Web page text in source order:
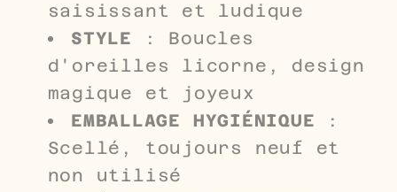
saisissant et ludique
STYLE : Boucles
d'oreilles licorne, design
magique et joyeux
EMBALLAGE HYGIÉNIQUE :
Scellé, toujours neuf et
non utilisé